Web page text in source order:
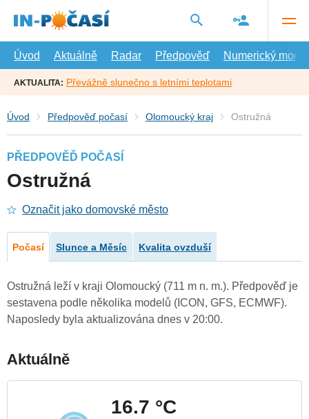
hlavní
Úvod
Aktuálně Radar Předpověď Numerický model
AKTUALITA: Převážně slunečno s letními teplotami
Úvod Předpověď počasí Olomoucký kraj Ostružná
PŘEDPOVĚĎ POČASÍ
Ostružná
Označit jako domovské město
Počasí Slunce a Měsíc Kvalita ovzduší
Ostružná leží v kraji Olomoucký (711 m n. m.). Předpověď je
sestavena podle několika modelů (ICON, GFS, ECMWF).
Naposledy byla aktualizována dnes v 20:00.
Aktuálně
16.7 °C